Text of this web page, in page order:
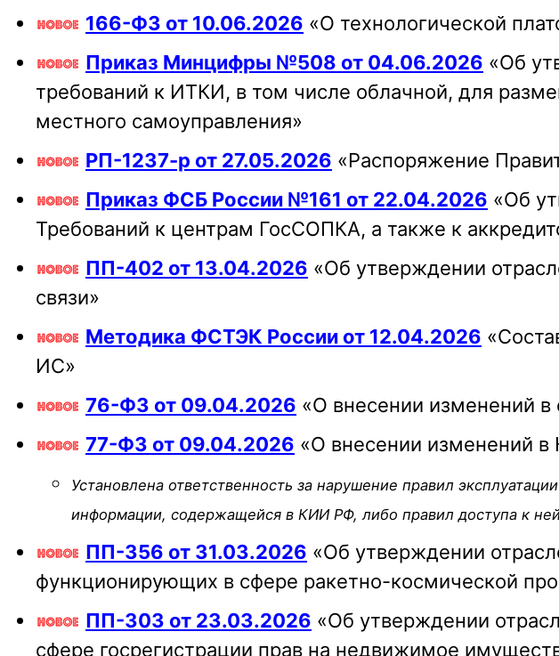
166-ФЗ от 10.06.2026 «О технологической
Приказ Минцифры №508 от 04.06.2026 «Об
требований к ИТКИ, в том числе облачной, для
местного самоуправления»
РП-1237-р от 27.05.2026 «Распоряжение
Приказ ФСБ России №161 от 22.04.2026 «Об
Требований к центрам ГосСОПКА, а также к
ПП-402 от 13.04.2026 «Об утверждении
связи»
Методика ФСТЭК России от 12.04.2026
ИС»
76-ФЗ от 09.04.2026 «О внесении изменений в
77-ФЗ от 09.04.2026 «О внесении изменений в
Установлена ответственность за нарушение правил
информации, содержащейся в КИИ РФ, либо правил доступа к
ПП-356 от 31.03.2026 «Об утверждении
функционирующих в сфере ракетно-космической
ПП-303 от 23.03.2026 «Об утверждении
сфере госрегистрации прав на недвижимое